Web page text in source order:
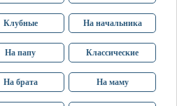
Клубные На начальника
На папу Классические
На брата На маму